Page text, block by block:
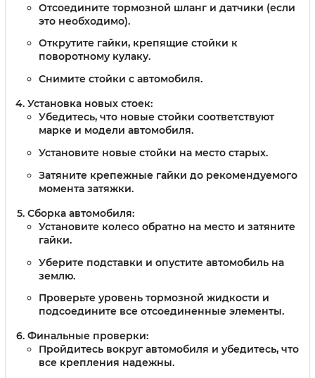
Отсоедините тормозной шланг и датчики (если
это необходимо).
Открутите гайки, крепящие стойки к
поворотному кулаку.
Снимите стойки с автомобиля.
Установка новых стоек:
Убедитесь, что новые стойки соответствуют
марке и модели автомобиля.
Установите новые стойки на место старых.
Затяните крепежные гайки до рекомендуемого
момента затяжки.
Сборка автомобиля:
Установите колесо обратно на место и затяните
гайки.
Уберите подставки и опустите автомобиль на
землю.
Проверьте уровень тормозной жидкости и
подсоедините все отсоединенные элементы.
Финальные проверки:
Пройдитесь вокруг автомобиля и убедитесь, что
все крепления надежны.